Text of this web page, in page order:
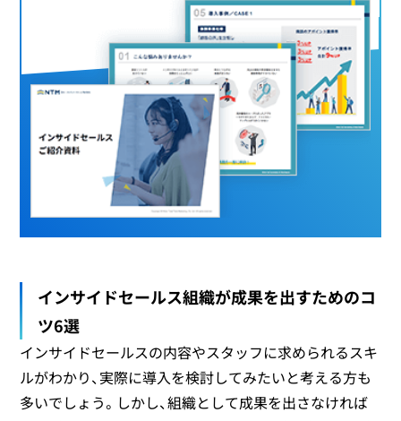
インサイドセールス組織が成果を出すためのコ
ツ6選
インサイドセールスの内容やスタッフに求められるスキ
ルがわかり、実際に導入を検討してみたいと考える方も
多いでしょう。しかし、組織として成果を出さなければ